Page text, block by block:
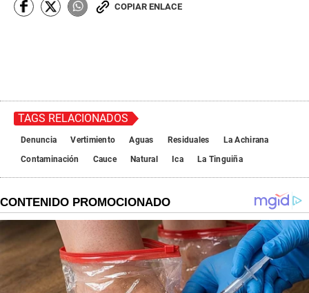
COPIAR ENLACE
TAGS RELACIONADOS
Denuncia Vertimiento Aguas Residuales
La Achirana
Contaminación
Cauce Natural Ica La Tinguiña